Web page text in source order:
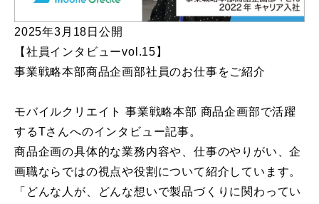
2025年3月18日公開
【社員インタビューvol.15】
事業戦略本部商品企画部社員のお仕事をご紹介
モバイルクリエイト 事業戦略本部 商品企画部で活躍
するTさんへのインタビュー記事。
商品企画の具体的な業務内容や、仕事のやりがい、企
画職ならではの視点や役割について紹介しています。
「どんな人が、どんな想いで製品づくりに関わってい